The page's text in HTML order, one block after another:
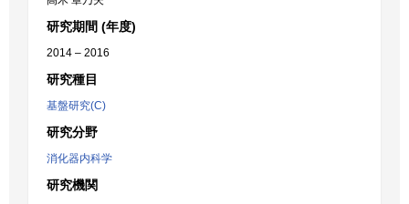
研究期間 (年度)
2014 – 2016
研究種目
基盤研究(C)
研究分野
消化器内科学
研究機関